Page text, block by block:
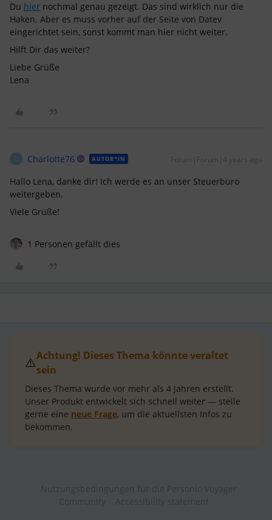
Du hier nochmal genau gezeigt. Das sind wirklich nur die
Haken. Aber es muss vorher auf der Seite von Datev
eingerichtet sein, sonst kommt man hier nicht weiter.
Hilft Dir das weiter?
Liebe Grüße
Lena
Charlotte76 AUTOR*IN Forum|Forum|4 years ago
Hallo Lena, danke dir! Ich werde es an unser Steuerbüro
weitergeben.
Viele Grüße!
1 Personen gefällt dies
⚠️Achtung! Dieses Thema könnte veraltet
sein
Dieses Thema wurde vor mehr als 4 Jahren erstellt.
Unser Produkt entwickelt sich schnell weiter — stelle
gerne eine neue Frage, um die aktuellsten Infos zu
bekommen.